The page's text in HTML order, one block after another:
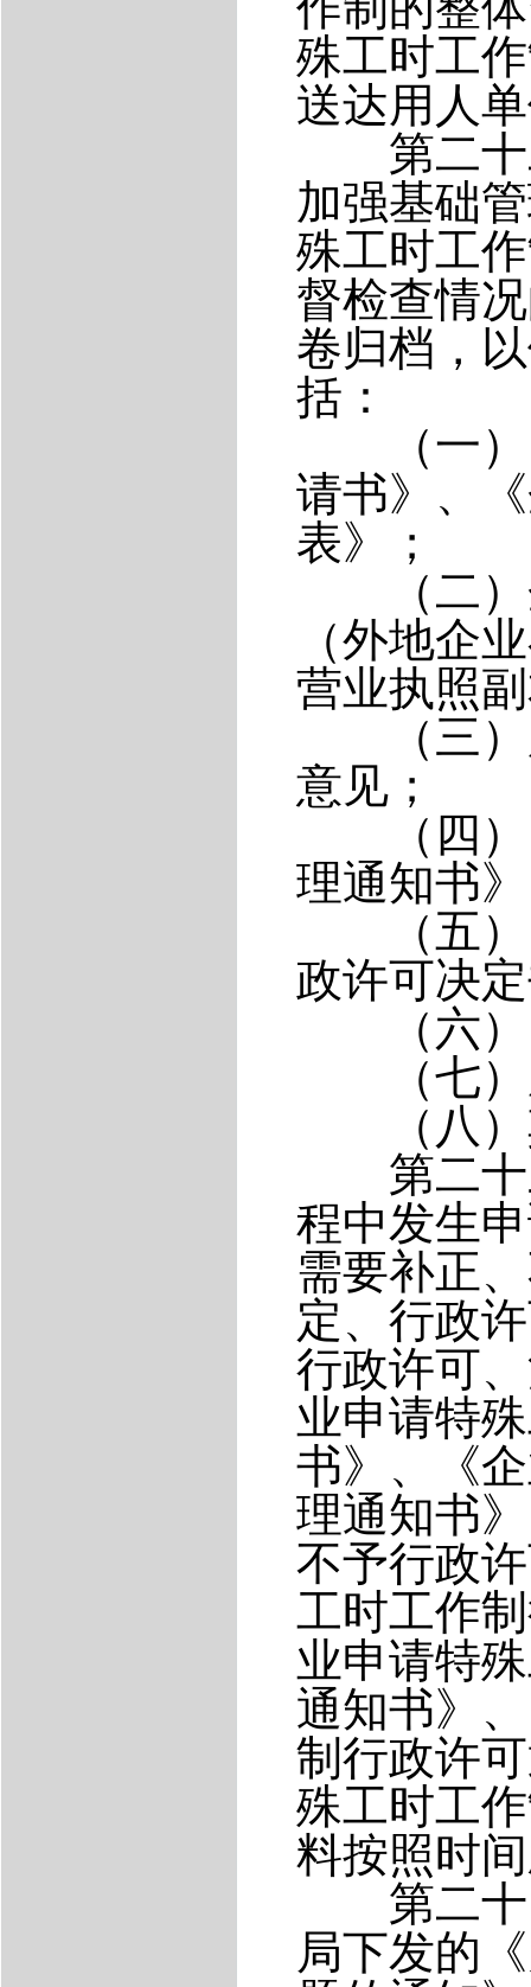
殊工时工
送达用人
第二十
加强基础
殊工时工
督检查情
卷归档，
括：
（一）
请书》、
表》；
（二）
（外地企
营业执照
（三）
意见；
（四）
理通知书
（五）
政许可决
（六）
（七）
（八）
第二十
程中发生
需要补正
定、行政
行政许可
业申请特
书》、《
理通知书
不予行政
工时工作
业申请特
通知书》
制行政许
殊工时工
料按照时
第二十
局下发的